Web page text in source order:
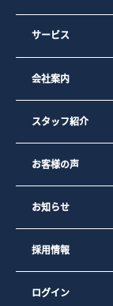
サービス
会社案内
スタッフ紹介
お客様の声
お知らせ
採用情報
ログイン